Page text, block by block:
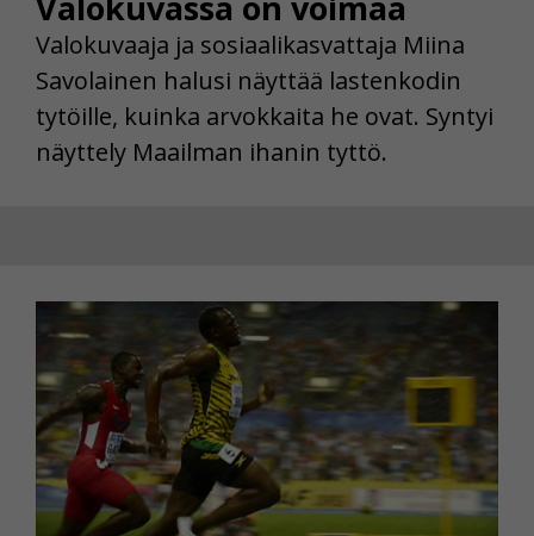
Valokuvaaja ja sosiaalikasvattaja Miina
Savolainen halusi näyttää lastenkodin
tytöille, kuinka arvokkaita he ovat. Syntyi
näyttely Maailman ihanin tyttö.